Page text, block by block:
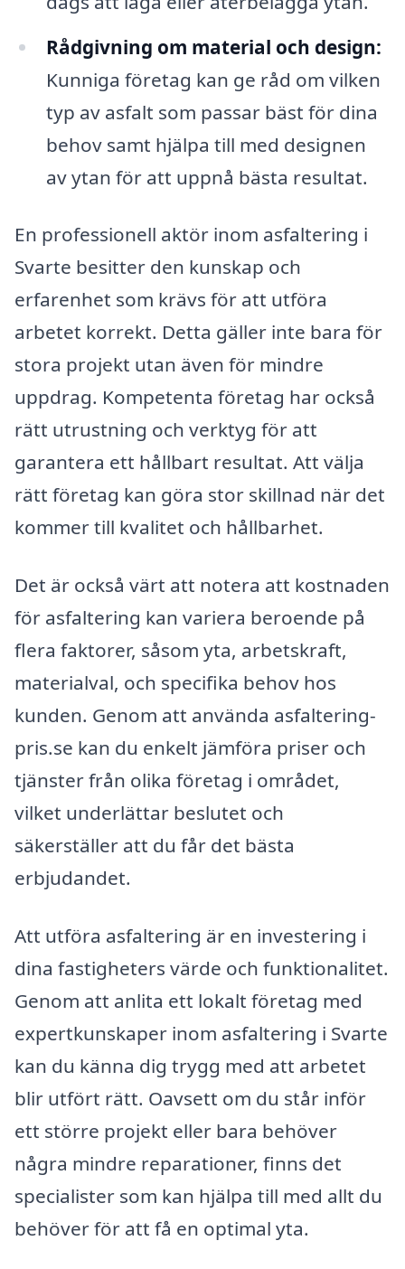
Rådgivning om material och design:
Kunniga företag kan ge råd om vilken
typ av asfalt som passar bäst för dina
behov samt hjälpa till med designen
av ytan för att uppnå bästa resultat.
En professionell aktör inom asfaltering i
Svarte besitter den kunskap och
erfarenhet som krävs för att utföra
arbetet korrekt. Detta gäller inte bara för
stora projekt utan även för mindre
uppdrag. Kompetenta företag har också
rätt utrustning och verktyg för att
garantera ett hållbart resultat. Att välja
rätt företag kan göra stor skillnad när det
kommer till kvalitet och hållbarhet.
Det är också värt att notera att kostnaden
för asfaltering kan variera beroende på
flera faktorer, såsom yta, arbetskraft,
materialval, och specifika behov hos
kunden. Genom att använda asfaltering-
pris.se kan du enkelt jämföra priser och
tjänster från olika företag i området,
vilket underlättar beslutet och
säkerställer att du får det bästa
erbjudandet.
Att utföra asfaltering är en investering i
dina fastigheters värde och funktionalitet.
Genom att anlita ett lokalt företag med
expertkunskaper inom asfaltering i Svarte
kan du känna dig trygg med att arbetet
blir utfört rätt. Oavsett om du står inför
ett större projekt eller bara behöver
några mindre reparationer, finns det
specialister som kan hjälpa till med allt du
behöver för att få en optimal yta.